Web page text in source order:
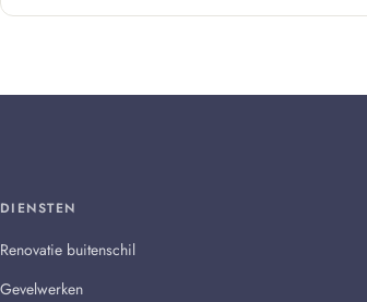
DIENSTEN
Renovatie buitenschil
Gevelwerken